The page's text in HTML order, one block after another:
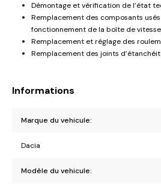
Démontage et vérification de l’état
Remplacement des composants
fonctionnement de la boîte de
Remplacement et réglage des
Remplacement des joints
Informations
Marque du vehicule:
Dacia
Modèle du vehicule: